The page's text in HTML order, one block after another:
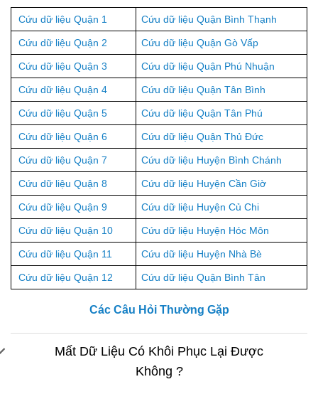
Cứu dữ liệu Quận 1 Cứu dữ liệu Quận Bình Thạnh
Cứu dữ liệu Quận 2 Cứu dữ liệu Quận Gò Vấp
Cứu dữ liệu Quận 3 Cứu dữ liệu Quận Phú Nhuận
Cứu dữ liệu Quận 4 Cứu dữ liệu Quận Tân Bình
Cứu dữ liệu Quận 5 Cứu dữ liệu Quận Tân Phú
Cứu dữ liệu Quận 6 Cứu dữ liệu Quận Thủ Đức
Cứu dữ liệu Quận 7 Cứu dữ liệu Huyện Bình Chánh
Cứu dữ liệu Quận 8 Cứu dữ liệu Huyện Cần Giờ
Cứu dữ liệu Quận 9 Cứu dữ liệu Huyện Củ Chi
Cứu dữ liệu Quận 10 Cứu dữ liệu Huyện Hóc Môn
Cứu dữ liệu Quận 11 Cứu dữ liệu Huyện Nhà Bè
Cứu dữ liệu Quận 12 Cứu dữ liệu Quận Bình Tân
Các Câu Hỏi Thường Gặp
Mất Dữ Liệu Có Khôi Phục Lại Được
Không ?